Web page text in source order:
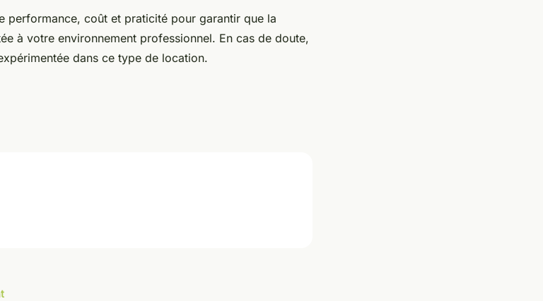
performance, coût et praticité pour garantir que la
à votre environnement professionnel. En cas de doute,
dans ce type de location.